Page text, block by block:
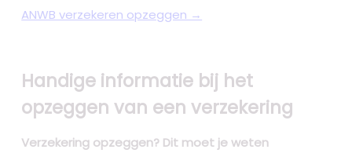
ANWB verzekeren opzeggen →
Handige informatie bij het
opzeggen van een verzekering
Verzekering opzeggen? Dit moet je weten